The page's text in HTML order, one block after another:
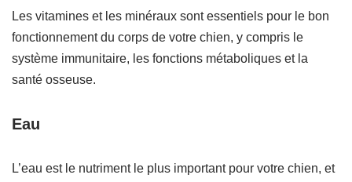
Les vitamines et les minéraux sont essentiels pour le bon
fonctionnement du corps de votre chien, y compris le
système immunitaire, les fonctions métaboliques et la
santé osseuse.
Eau
L’eau est le nutriment le plus important pour votre chien, et